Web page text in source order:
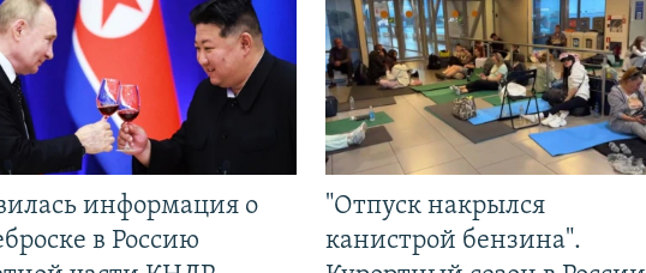
информация о
в Россию
"Отпуск накрылся
канистрой бензина".